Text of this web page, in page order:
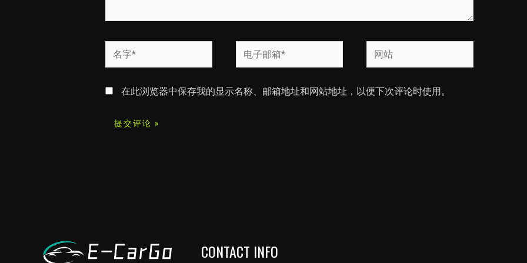
字
电
子
网
站
在此浏览器中保存我的显示名称、邮箱地址和网站地址，以便下次评论时使用。
CONTACT INFO